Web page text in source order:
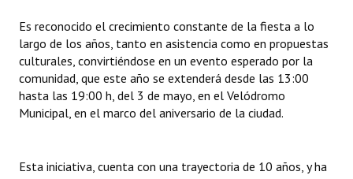
Ciudadano Ilustre - Registro
Banca del Vecino - Registro
Huéspedes de Honor - Registro
Reconocimientos - Registro
Es reconocido el crecimiento constante de la fiesta a lo
largo de los años, tanto en asistencia como en propuestas
culturales, convirtiéndose en un evento esperado por la
comunidad, que este año se extenderá desde las 13:00
hasta las 19:00 h, del 3 de mayo, en el Velódromo
Municipal, en el marco del aniversario de la ciudad.
Esta iniciativa, cuenta con una trayectoria de 10 años, y ha